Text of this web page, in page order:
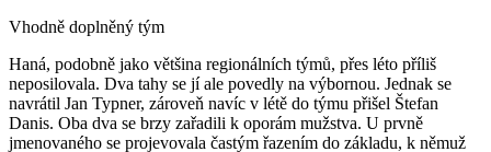
Vhodně doplněný tým
Haná, podobně jako většina regionálních týmů, přes léto příliš
neposilovala. Dva tahy se jí ale povedly na výbornou. Jednak se
navrátil Jan Typner, zároveň navíc v létě do týmu přišel Štefan
Danis. Oba dva se brzy zařadili k oporám mužstva. U prvně
jmenovaného se projevovala častým řazením do základu, k němuž